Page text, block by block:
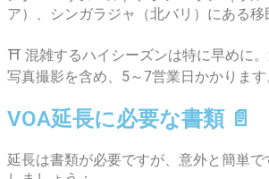
ア）、シンガラジャ（北バリ）にある移
⛩️ 混雑するハイシーズンは特に早めに
写真撮影を含め、5～7営業日かかります
VOA延長に必要な書類 📄
延長は書類が必要ですが、意外と簡単